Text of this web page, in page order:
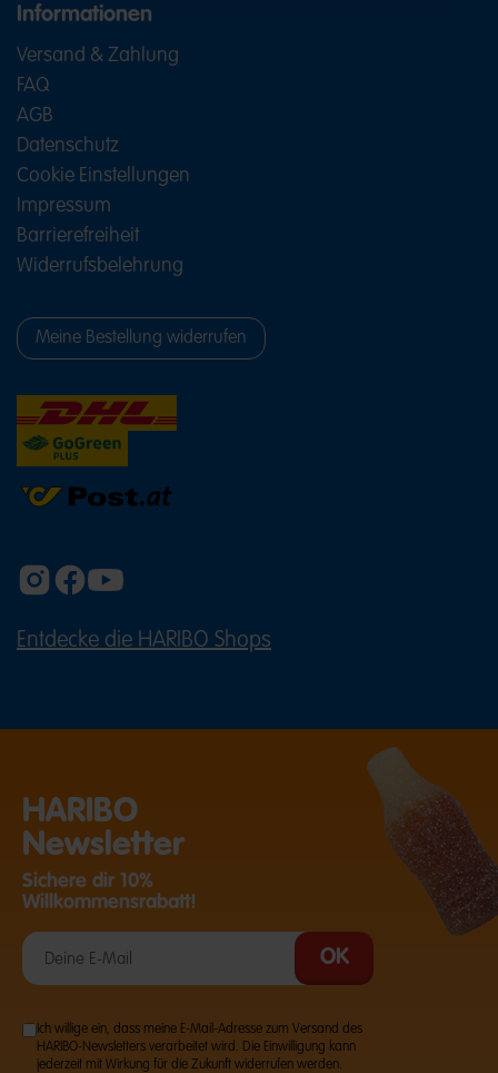
Informationen
Versand & Zahlung
FAQ
AGB
Datenschutz
Cookie Einstellungen
Impressum
Barrierefreiheit
Widerrufsbelehrung
Meine Bestellung widerrufen
Entdecke die HARIBO Shops
HARIBO
Newsletter
Sichere dir 10%
Willkommensrabatt!
Ich willige ein, dass meine E-Mail-Adresse zum Versand des
HARIBO-Newsletters verarbeitet wird. Die Einwilligung kann
jederzeit mit Wirkung für die Zukunft widerrufen werden.